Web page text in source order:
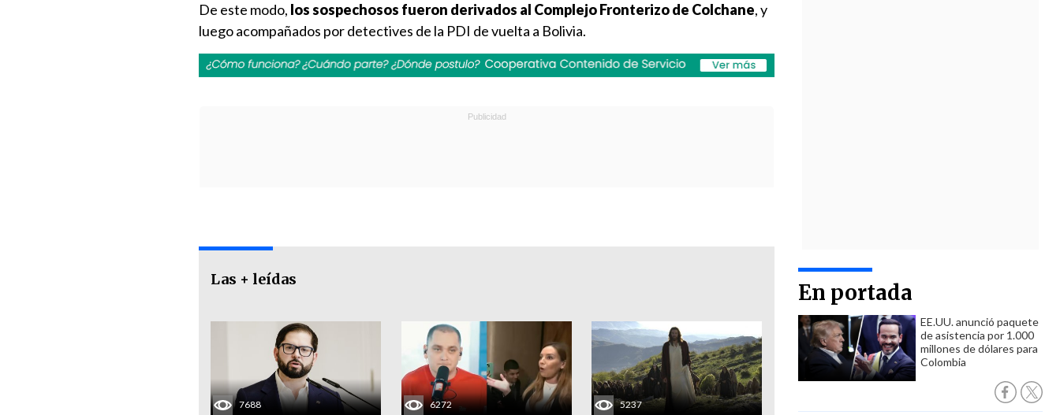
En portada
EE.UU. anunció paquete
de asistencia por 1.000
millones de dólares para
Colombia
De este modo, los sospechosos fueron derivados al Complejo Fronterizo de Colchane, y
luego acompañados por detectives de la PDI de vuelta a Bolivia.
Las + leídas
7688 6272 5237